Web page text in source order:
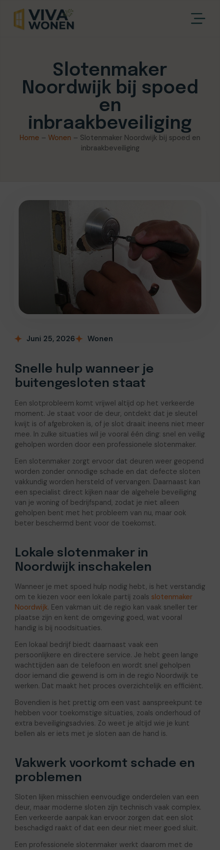
Slotenmaker
Noordwijk bij spoed
en
inbraakbeveiliging
Home – Wonen – Slotenmaker Noordwijk bij spoed en
inbraakbeveiliging
Juni 25, 2026 Wonen
Snelle hulp wanneer je
buitengesloten staat
Een slotprobleem komt vrijwel altijd op het verkeerde
moment. Je staat voor de deur, ontdekt dat je sleutel
kwijt is of afgebroken is, of je slot draait ineens niet meer
mee. In zulke situaties wil je vooral één ding: snel en veilig
geholpen worden door een professionele slotenmaker.
Een slotenmaker zorgt ervoor dat deuren weer geopend
worden zonder onnodige schade en dat defecte sloten
vakkundig worden hersteld of vervangen. Daarnaast kan
een specialist direct kijken naar de algehele beveiliging
van je woning of bedrijfspand, zodat je niet alleen
geholpen bent met het probleem van nu, maar ook
beter beschermd bent voor de toekomst.
Lokale slotenmaker in
Noordwijk inschakelen
Wanneer je met spoed hulp nodig hebt, is het verstandig
om te kiezen voor een lokale partij zoals slotenmaker
Noordwijk. Een vakman uit de regio kan vaak sneller ter
plaatse zijn en kent de omgeving goed, wat vooral
handig is bij noodsituaties.
Een lokaal bedrijf biedt daarnaast vaak een
persoonlijkere en directere service. Je hebt geen lange
wachttijden aan de telefoon en wordt snel geholpen
door iemand die gewend is om in de regio Noordwijk te
werken. Dat maakt het proces overzichtelijk en efficiënt.
Bovendien is het prettig om een vast aanspreekpunt te
hebben voor toekomstige situaties, zoals onderhoud of
extra beveiligingsadvies. Zo weet je altijd wie je kunt
bellen als er iets met je sloten aan de hand is.
Vakwerk voorkomt schade en
problemen
Sloten lijken misschien eenvoudige onderdelen van een
deur, maar moderne sloten zijn technisch vaak complex.
Een verkeerde aanpak kan ervoor zorgen dat een slot
beschadigd raakt of dat een deur niet meer goed sluit.
Een professionele slotenmaker werkt daarom met de